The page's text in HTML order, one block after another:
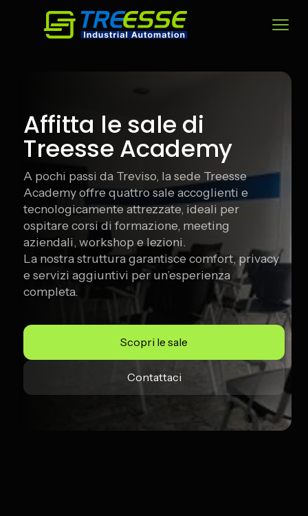
Affitta le sale di
Treesse Academy
A pochi passi da Treviso, la sede Treesse
Academy offre quattro sale accoglienti e
tecnologicamente attrezzate, ideali per
ospitare corsi di formazione, meeting
aziendali, workshop e lezioni.
La nostra struttura garantisce comfort, privacy
e servizi aggiuntivi per un’esperienza
completa.
Scopri le sale
Contattaci